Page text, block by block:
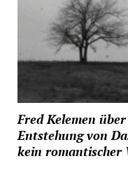
Fred Kelemen
Entstehung von
kein romantischer